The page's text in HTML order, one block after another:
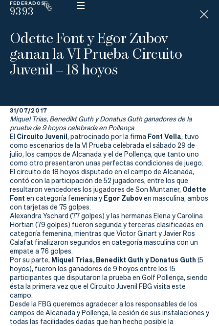
FEDERADOS
9393
ESP
N
D
C
A
P
La
Federación
Federarse
Jugar
Aprender
Actualidad
Tienda
Odette Font y Egor Zubov
ganan la VI Prueba Circuito
Juvenil – 18 hoyos
31/07/2017
Miquel Trias, Benedikt Guth y Donatus Guth ganadores de la
prueba de 9 hoyos celebrada en Pollença
El Circuito Juvenil, patrocinado por la firma Font Vella, tuvo
como escenarios de la VI Prueba celebrada el sábado 29 de
julio, los campos de Alcanada y el de Pollença, que tanto uno
como otro presentaron unas perfectas condiciones de juego.
El circuito de 18 hoyos disputado en el campo de Alcanada,
contó con la participación de 52 jugadores, entre los que
resultaron vencedores los jugadores de Son Muntaner, Odette
Font en categoría femenina y Egor Zuboven masculina, ambos
con tarjetas de 75 golpes.
Alexandra Yschard (77 golpes) y las hermanas Elena y Carolina
Hortian (79 golpes) fueron segunda y terceras clasificadas en
categoría femenina, mientras que Victor Ginart y Javier Ros
Calafat finalizaron segundos en categoría masculina con un
empate a 76 golpes.
Por su parte, Miquel Trias, Benedikt Guth y Donatus Guth (5
hoyos), fueron los ganadores de 9 hoyos entre los 15
participantes que disputaron la prueba en Golf Pollença, siendo
ésta la primera vez que el Circuito Juvenil FBG visita este
campo.
Desde la FBG queremos agradecer a los responsables de los
campos de Alcanada y Pollença, la cesión de sus instalaciones y
todas las facilidades dadas que han hecho posible la